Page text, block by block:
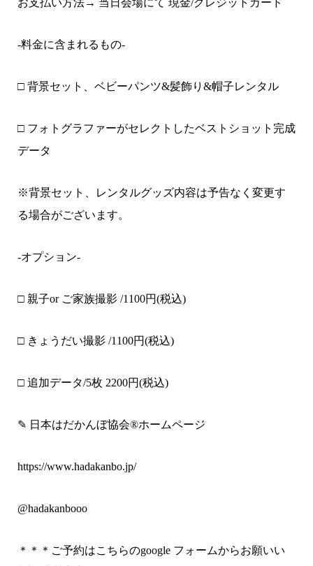
お支払い方法→ 当日会場にて 現金/クレジットカード
-料金に含まれるもの-
□ 背景セット、ベビーパンツ&髪飾り&帽子レンタル
□ フォトグラファーがセレクトしたベストショット完成
データ
※背景セット、レンタルグッズ内容は予告なく変更す
る場合がございます。
-オプション-
□ 親子or ご家族撮影 /1100円(税込)
□ きょうだい撮影 /1100円(税込)
□ 追加データ/5枚 2200円(税込)
✎ 日本はだかんぼ協会®︎ホームページ
https://www.hadakanbo.jp/
@hadakanbooo
＊＊＊ご予約はこちらのgoogle フォームからお願いい